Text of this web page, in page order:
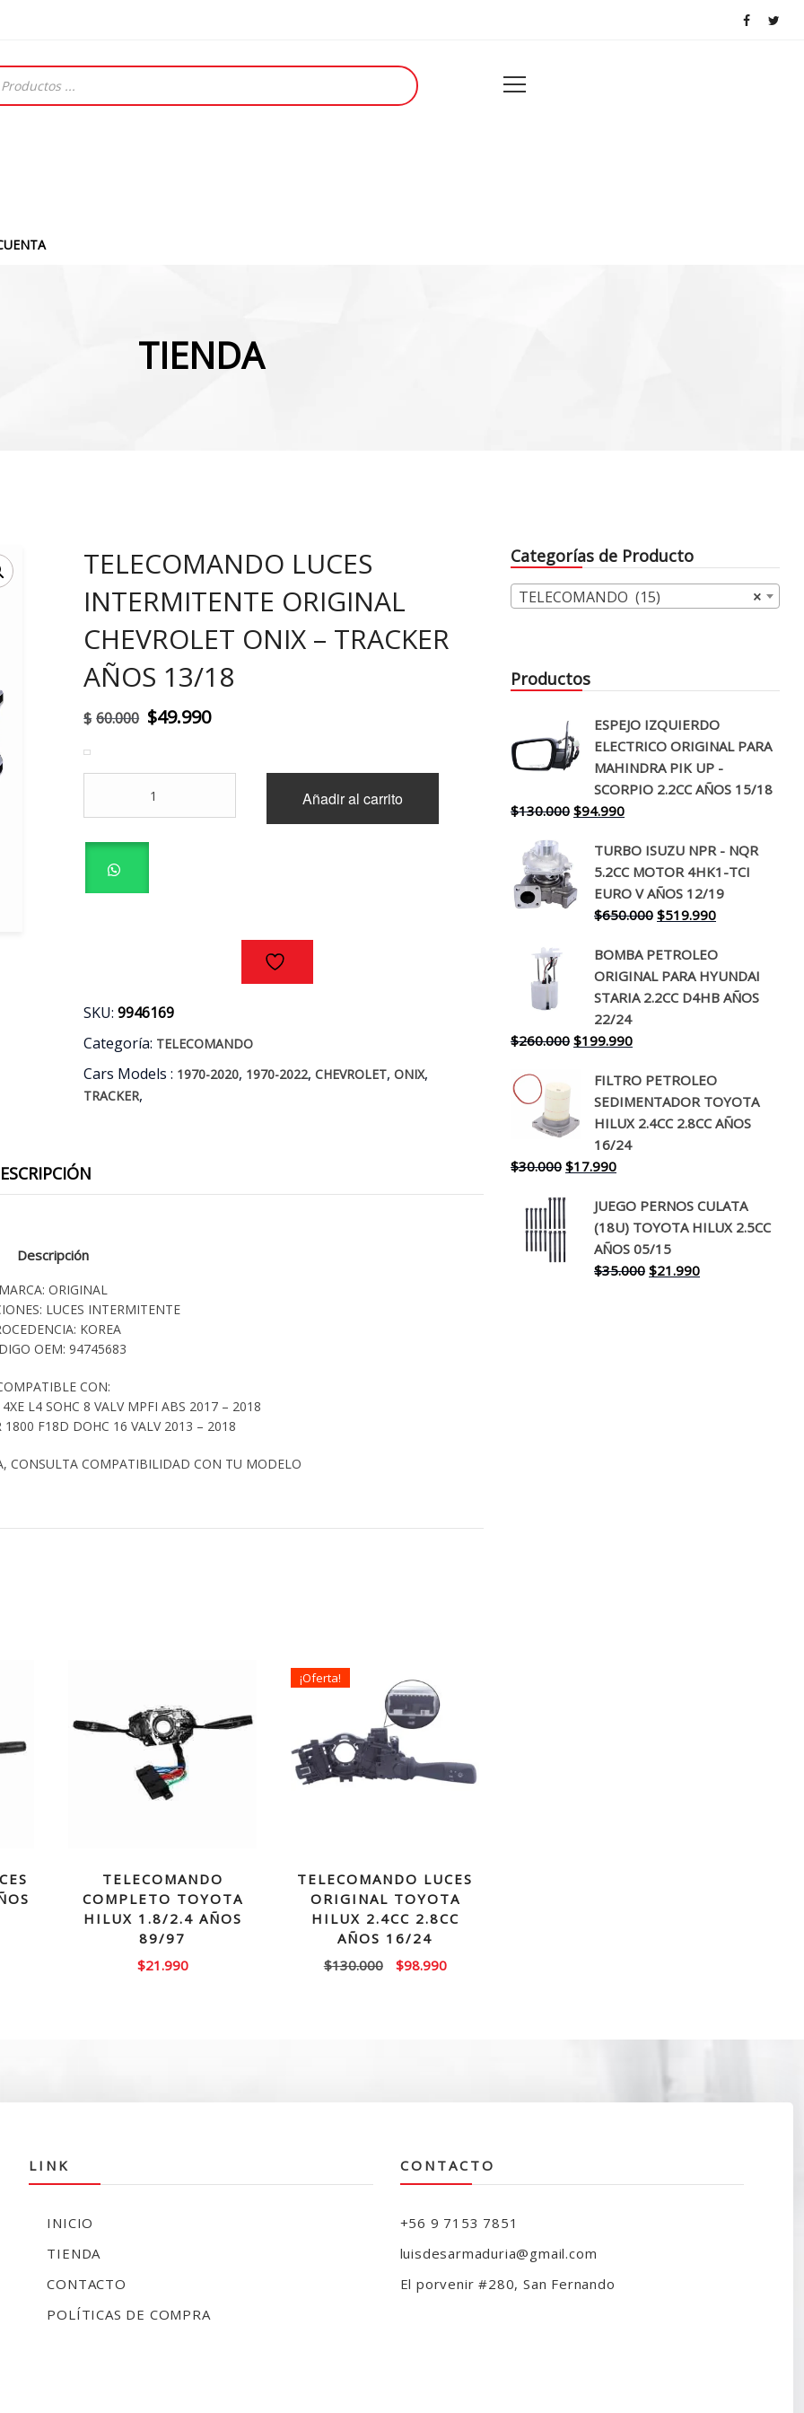
TIENDA
TELECOMANDO LUCES
INTERMITENTE ORIGINAL
CHEVROLET ONIX – TRACKER
AÑOS 13/18
$ 60.000 El
original
era:
$49.990El
actual
$49.990.
INTERMITENTE
ORIGINAL
ONIX
-
Añadir al carrito
SKU:9946169
Categoría: TELECOMANDO
Cars Models : 1970-2020, 1970-2022,CHEVROLET,ONIX,
TRACKER,
Descripción
ORIGINAL
LUCES INTERMITENTE
KOREA
OEM: 94745683
CON:
L4 SOHC 8 VALV MPFI ABS 2017 – 2018
1800 F18D DOHC 16 VALV 2013 – 2018
CONSULTA COMPATIBILIDAD CON TU MODELO
TELECOMANDO
COMPLETO TOYOTA
HILUX 1.8/2.4 AÑOS
89/97
$21.990
¡Oferta!
TELECOMANDO LUCES
ORIGINAL TOYOTA
HILUX 2.4CC 2.8CC
AÑOS 16/24
$130.000
El
$98.990El
Categorías de Producto
×
TELECOMANDO (15)
Productos
ESPEJO IZQUIERDO
ELECTRICO ORIGINAL PARA
MAHINDRA PIK UP -
SCORPIO 2.2CC AÑOS 15/18
$130.000 El
original
era:
$130.000.
$94.990El
actual
es:
$94.990.
TURBO ISUZU NPR - NQR
5.2CC MOTOR 4HK1-TCI
EURO V AÑOS 12/19
$650.000 El
original
era:
$650.000.
$519.990El
actual
es:
$519.990.
BOMBA PETROLEO
ORIGINAL PARA HYUNDAI
STARIA 2.2CC D4HB AÑOS
22/24
$260.000 El
original
era:
$260.000.
$199.990El
actual
es:
$199.990.
FILTRO PETROLEO
SEDIMENTADOR TOYOTA
HILUX 2.4CC 2.8CC AÑOS
16/24
$30.000 El
original
era:
$30.000.
$17.990El
actual
es:
$17.990.
JUEGO PERNOS CULATA
(18U) TOYOTA HILUX 2.5CC
AÑOS 05/15
$35.000 El
$21.990El
LINK
INICIO
TIENDA
CONTACTO
POLÍTICAS DE COMPRA
CONTACTO
+56 9 7153 7851
luisdesarmaduria@gmail.com
El porvenir #280, San Fernando